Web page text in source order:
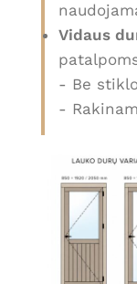
Vidaus
- Be
-